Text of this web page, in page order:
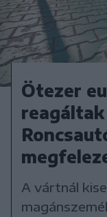
Ötezer
reagáltak
A vártnál